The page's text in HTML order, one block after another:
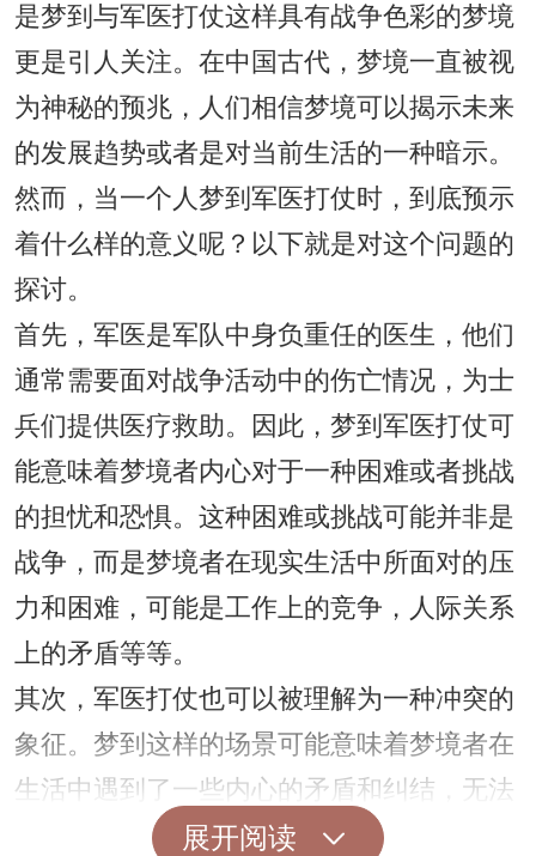
是梦到与军医打仗这样具有战争色彩的梦境
更是引人关注。在中国古代，梦境一直被视
为神秘的预兆，人们相信梦境可以揭示未来
的发展趋势或者是对当前生活的一种暗示。
然而，当一个人梦到军医打仗时，到底预示
着什么样的意义呢？以下就是对这个问题的
探讨。
首先，军医是军队中身负重任的医生，他们
通常需要面对战争活动中的伤亡情况，为士
兵们提供医疗救助。因此，梦到军医打仗可
能意味着梦境者内心对于一种困难或者挑战
的担忧和恐惧。这种困难或挑战可能并非是
战争，而是梦境者在现实生活中所面对的压
力和困难，可能是工作上的竞争，人际关系
上的矛盾等等。
其次，军医打仗也可以被理解为一种冲突的
象征。梦到这样的场景可能意味着梦境者在
生活中遇到了一些内心的矛盾和纠结，无法
获得解决。这种冲突可能是来自于内在与外
展开阅读